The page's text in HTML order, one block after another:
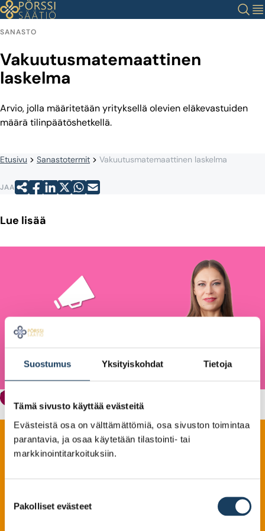
Suostumus Yksityiskohdat Tietoja
Tämä sivusto käyttää evästeitä
Evästeistä osa on välttämättömiä, osa sivuston toimintaa
parantavia, ja osaa käytetään tilastointi- tai
markkinointitarkoituksiin.
valinta
Pakolliset evästeet
Siirry
sisältöön
Haku
SANASTO
Vakuutusmatemaattinen
laskelma
Arvio, jolla määritetään yrityksellä olevien eläkevastuiden
määrä tilinpäätöshetkellä.
Etusivu Sanastotermit Vakuutusmatemaattinen laskelma
JAA
Lue lisää
Osakesäästötilin verotusta kannattaa kehittää